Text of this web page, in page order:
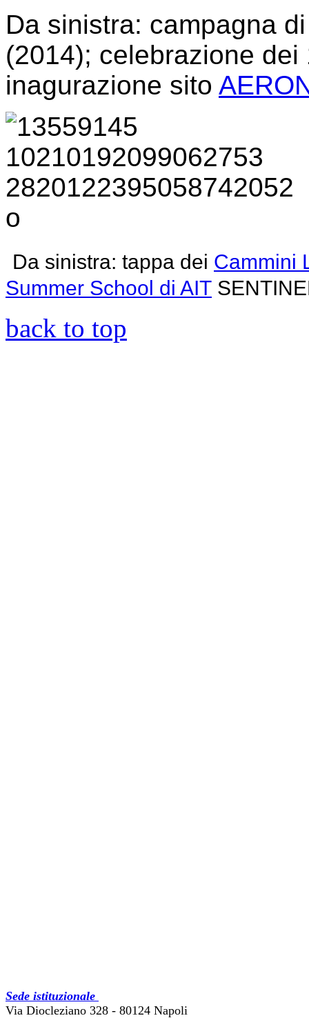
Da sinistra: campagna
(2014); celebrazione
inagurazione sito
Da sinistra: tappa dei Cammini
Summer School di AIT
back to top
Sede istituzionale
Via Diocleziano 328 - 80124 Napoli